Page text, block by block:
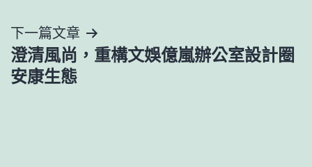
覽
下一篇文章
澄清風尚，重構文娛億嵐辦公室設計圈
安康生態